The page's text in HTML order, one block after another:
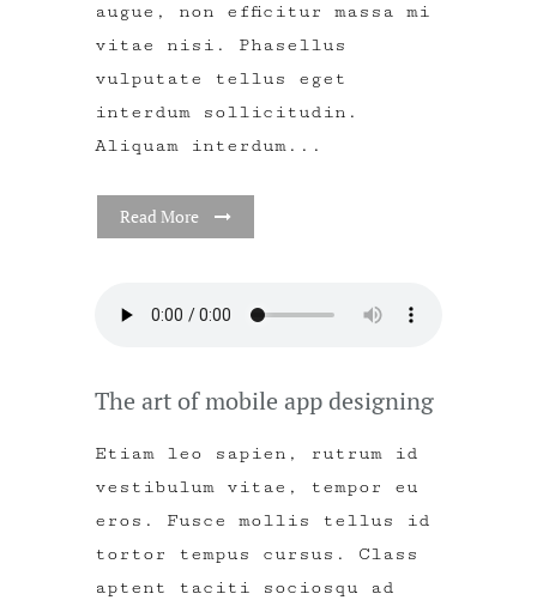
augue, non efficitur massa mi
vitae nisi. Phasellus
vulputate tellus eget
interdum sollicitudin.
Aliquam interdum...
Read More
The art of mobile app designing
Etiam leo sapien, rutrum id
vestibulum vitae, tempor eu
eros. Fusce mollis tellus id
tortor tempus cursus. Class
aptent taciti sociosqu ad